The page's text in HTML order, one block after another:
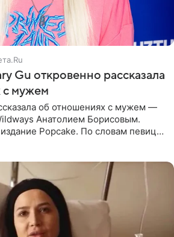
Gu откровенно рассказала
с мужем
об отношениях с мужем —
Анатолием Борисовым.
Popcake. По словам певицы,